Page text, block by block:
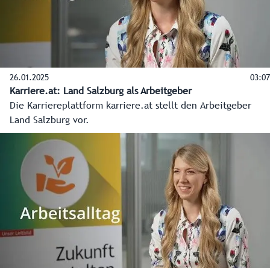
26.01.2025 03:07
Karriere.at: Land Salzburg als Arbeitgeber
Die Karriereplattform karriere.at stellt den Arbeitgeber
Land Salzburg vor.